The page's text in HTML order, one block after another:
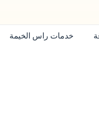
خدمات راس الخيمة